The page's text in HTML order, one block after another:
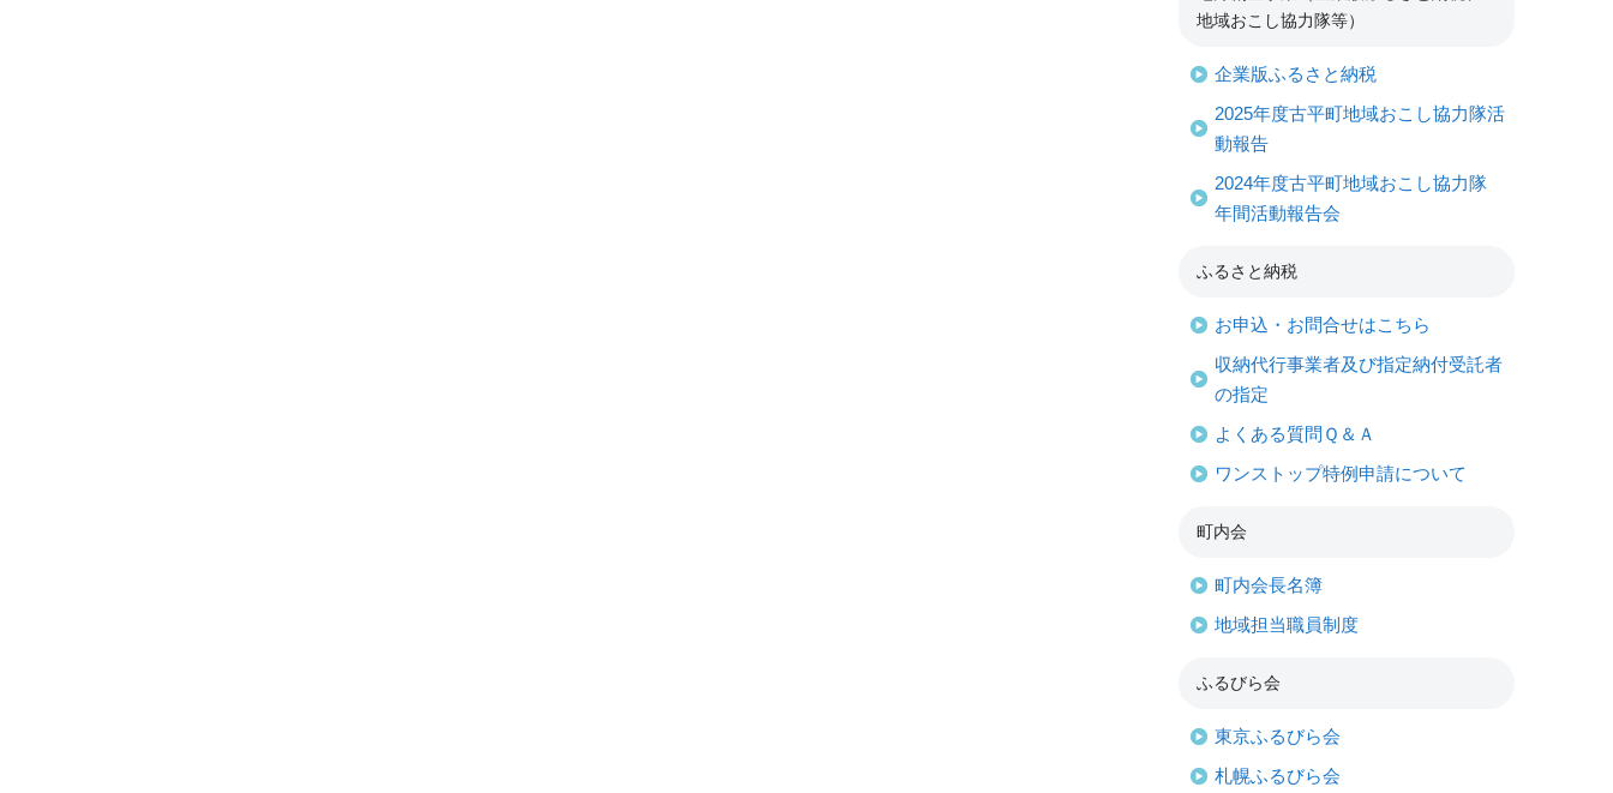
地域おこし協力隊等）
企業版ふるさと納税
2025年度古平町地域おこし協力隊活
動報告
2024年度古平町地域おこし協力隊
年間活動報告会
ふるさと納税
お申込・お問合せはこちら
収納代行事業者及び指定納付受託者
の指定
よくある質問Ｑ＆Ａ
ワンストップ特例申請について
町内会
町内会長名簿
地域担当職員制度
ふるびら会
東京ふるびら会
札幌ふるびら会